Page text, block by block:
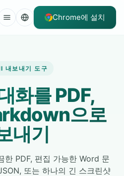
Chrome에 설치
내보내기 도구
화를 PDF,
으로
내기
한 PDF, 편집 가능한 Word 문
또는 하나의 긴 스크린샷